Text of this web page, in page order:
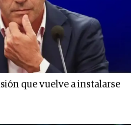
que vuelve a instalarse